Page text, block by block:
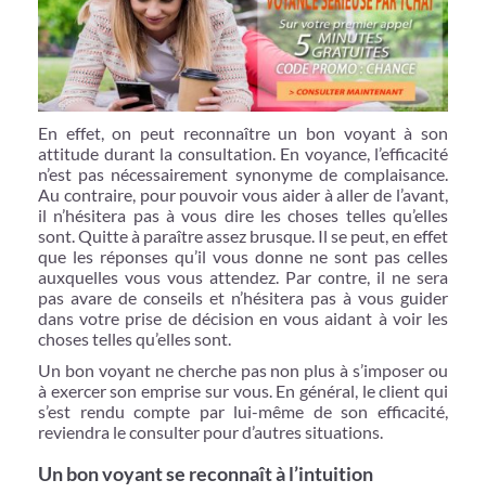
En effet, on peut reconnaître un bon voyant à son
attitude durant la consultation. En voyance, l’efficacité
n’est pas nécessairement synonyme de complaisance.
Au contraire, pour pouvoir vous aider à aller de l’avant,
il n’hésitera pas à vous dire les choses telles qu’elles
sont. Quitte à paraître assez brusque. Il se peut, en effet
que les réponses qu’il vous donne ne sont pas celles
auxquelles vous vous attendez. Par contre, il ne sera
pas avare de conseils et n’hésitera pas à vous guider
dans votre prise de décision en vous aidant à voir les
choses telles qu’elles sont.
Un bon voyant ne cherche pas non plus à s’imposer ou
à exercer son emprise sur vous. En général, le client qui
s’est rendu compte par lui-même de son efficacité,
reviendra le consulter pour d’autres situations.
Un bon voyant se reconnaît à l’intuition